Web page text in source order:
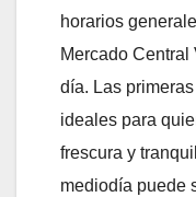
horarios
Mercado Central
día. Las
ideales para
frescura y
mediodía puede